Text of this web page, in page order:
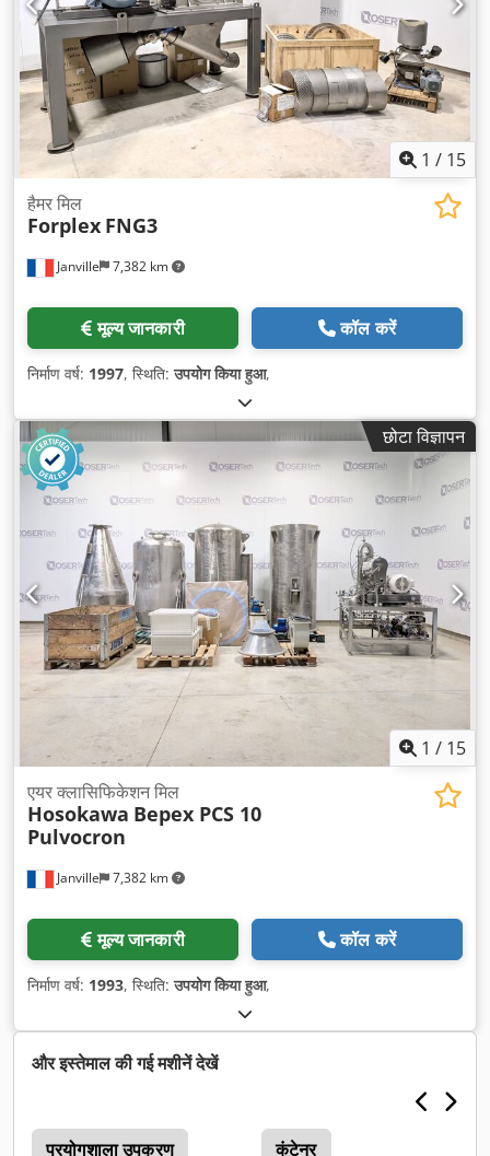
1 / 15
Janville 7,382 km
हैमर मिल
Forplex FNG3
मूल्य जानकारी कॉल करें
निर्माण वर्ष: 1997, स्थिति:उपयोग किया हुआ,
छोटा विज्ञापन
1 / 15
Janville 7,382 km
एयर क्लासिफिकेशन मिल
Hosokawa Bepex PCS 10
Pulvocron
मूल्य जानकारी कॉल करें
निर्माण वर्ष: 1993, स्थिति:उपयोग किया हुआ,
और इस्तेमाल की गई मशीनें देखें
प्रयोगशाला उपकरण कंटेनर